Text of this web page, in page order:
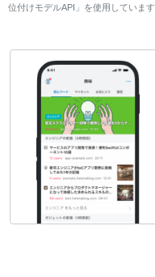
位付けモデルAPI」を使用しています